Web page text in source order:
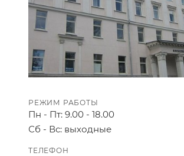
РЕЖИМ РАБОТЫ
Пн - Пт: 9.00 - 18.00
Сб - Вс: выходные
ТЕЛЕФОН